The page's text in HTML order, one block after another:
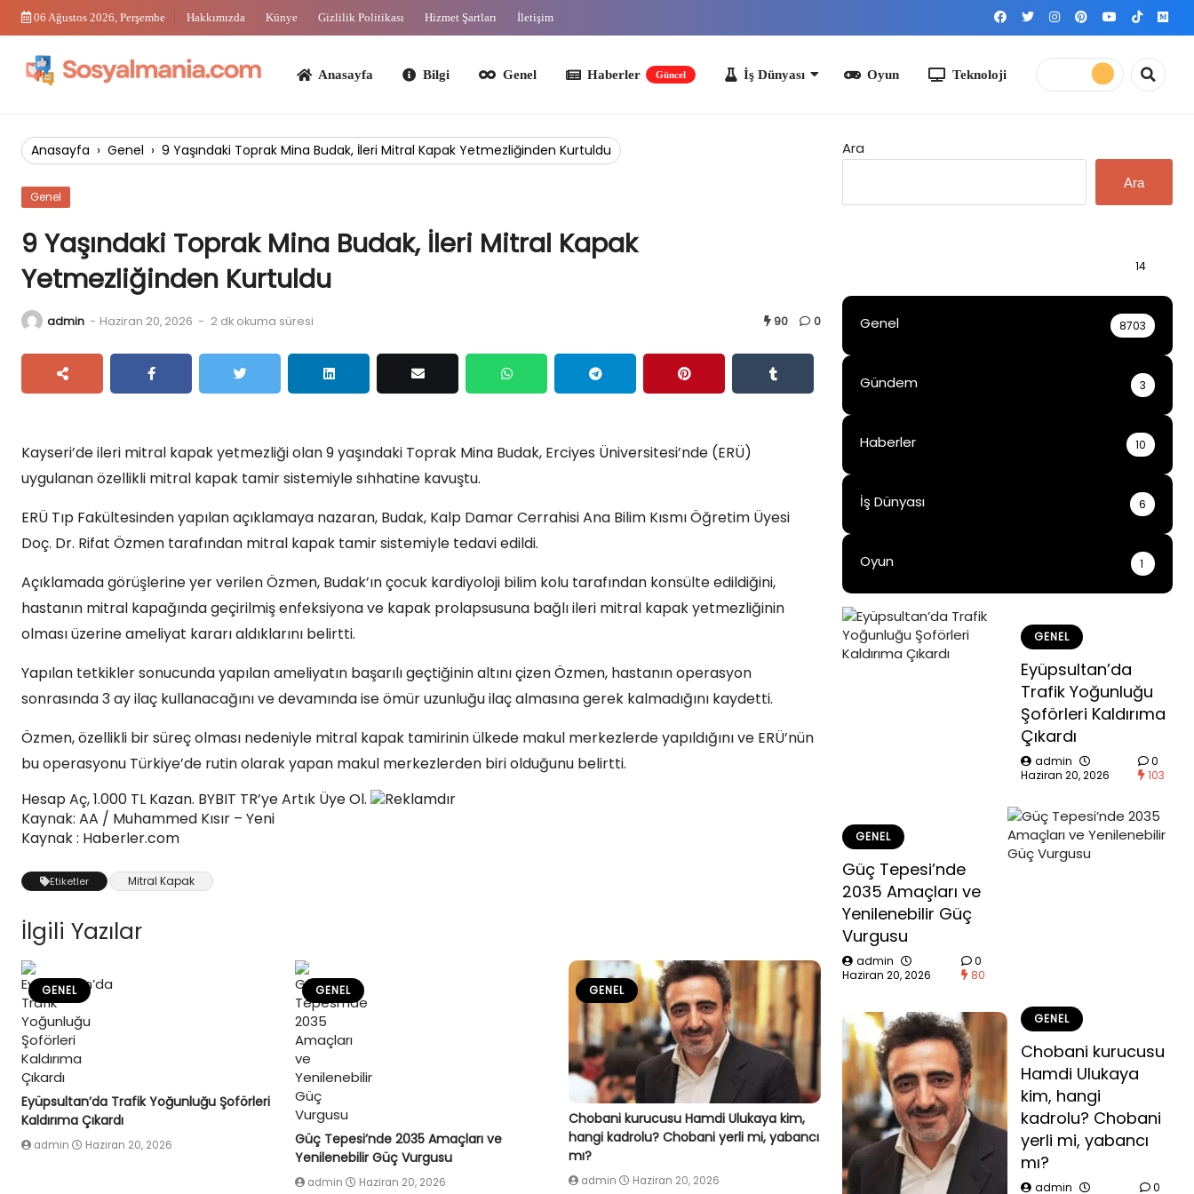
Skip
06 Ağustos 2026, Perşembe Hakkımızda Künye Gizlilik Politikası Hizmet Şartları İletişim
Anasayfa Bilgi Genel Haberler İş Dünyası Teknoloji
Anasayfa › Genel › 9 Yaşındaki Toprak Mina Budak, İleri Mitral Kapak Yetmezliğinden Kurtuldu
Genel
9 Yaşındaki Toprak Mina Budak, İleri Mitral Kapak
Yetmezliğinden Kurtuldu
admin - Haziran 20, 2026 - 2 dk okuma süresi 90 0
Kayseri’de ileri mitral kapak yetmezliği olan 9 yaşındaki Toprak Mina Budak, Erciyes Üniversitesi’nde (ERÜ)
uygulanan özellikli mitral kapak tamir sistemiyle sıhhatine kavuştu.
ERÜ Tıp Fakültesinden yapılan açıklamaya nazaran, Budak, Kalp Damar Cerrahisi Ana Bilim Kısmı Öğretim Üyesi
Doç. Dr. Rifat Özmen tarafından mitral kapak tamir sistemiyle tedavi edildi.
Açıklamada görüşlerine yer verilen Özmen, Budak’ın çocuk kardiyoloji bilim kolu tarafından konsülte edildiğini,
hastanın mitral kapağında geçirilmiş enfeksiyona ve kapak prolapsusuna bağlı ileri mitral kapak yetmezliğinin
olması üzerine ameliyat kararı aldıklarını belirtti.
Yapılan tetkikler sonucunda yapılan ameliyatın başarılı geçtiğinin altını çizen Özmen, hastanın operasyon
sonrasında 3 ay ilaç kullanacağını ve devamında ise ömür uzunluğu ilaç almasına gerek kalmadığını kaydetti.
Özmen, özellikli bir süreç olması nedeniyle mitral kapak tamirinin ülkede makul merkezlerde yapıldığını ve ERÜ’nün
bu operasyonu Türkiye’de rutin olarak yapan makul merkezlerden biri olduğunu belirtti.
Hesap Aç, 1.000 TL Kazan. BYBIT TR’ye Artık Üye Ol.
Reklamdır
Kaynak: AA / Muhammed Kısır – Yeni
Kaynak : Haberler.com
Etiketler Mitral Kapak
İlgili Yazılar
GENEL
Eyüpsultan’da Trafik Yoğunluğu Şoförleri
Kaldırıma Çıkardı
admin Haziran 20, 2026
GENEL
Güç Tepesi’nde 2035 Amaçları ve
Yenilenebilir Güç Vurgusu
admin Haziran 20, 2026
GENEL
Chobani kurucusu Hamdi Ulukaya kim,
hangi kadrolu? Chobani yerli mi, yabancı
mı?
admin Haziran 20, 2026
Ara
Ara
14
Genel 8703
Gündem 3
Haberler 10
İş Dünyası 6
Oyun 1
GENEL
Eyüpsultan’da
Trafik Yoğunluğu
Şoförleri Kaldırıma
Çıkardı
admin
Haziran 20, 2026
0
103
GENEL
Güç Tepesi’nde
2035 Amaçları ve
Yenilenebilir Güç
Vurgusu
admin
Haziran 20, 2026
0
80
GENEL
Chobani kurucusu
Hamdi Ulukaya
kim, hangi
kadrolu? Chobani
yerli mi, yabancı
mı?
admin
0